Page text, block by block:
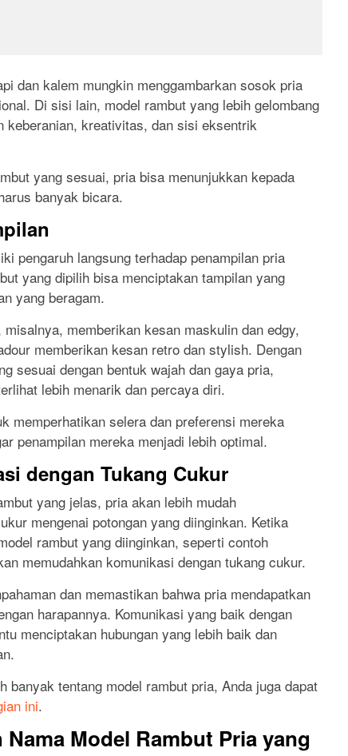
dan kalem mungkin menggambarkan sosok pria
Di sisi lain, model rambut yang lebih gelombang
keberanian, kreativitas, dan sisi eksentrik
yang sesuai, pria bisa menunjukkan kepada
banyak bicara.
pengaruh langsung terhadap penampilan pria
yang dipilih bisa menciptakan tampilan yang
yang beragam.
memberikan kesan maskulin dan edgy,
memberikan kesan retro dan stylish. Dengan
sesuai dengan bentuk wajah dan gaya pria,
lebih menarik dan percaya diri.
memperhatikan selera dan preferensi mereka
penampilan mereka menjadi lebih optimal.
dengan Tukang Cukur
yang jelas, pria akan lebih mudah
mengenai potongan yang diinginkan. Ketika
rambut yang diinginkan, seperti contoh
memudahkan komunikasi dengan tukang cukur.
dan memastikan bahwa pria mendapatkan
harapannya. Komunikasi yang baik dengan
menciptakan hubungan yang lebih baik dan
banyak tentang model rambut pria, Anda juga dapat
ini.
Model Rambut Pria yang